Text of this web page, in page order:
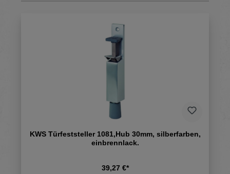
KWS Türfeststeller 1081,Hub 30mm, silberfarben,
einbrennlack.
39,27 €*